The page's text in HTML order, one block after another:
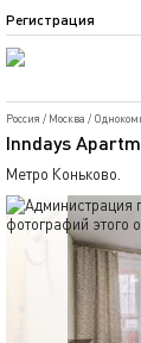
Регистрация
Россия / Москва /
Inndays
Метро Коньково.